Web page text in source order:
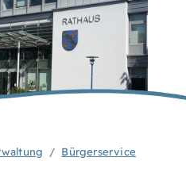
Bürgerservice